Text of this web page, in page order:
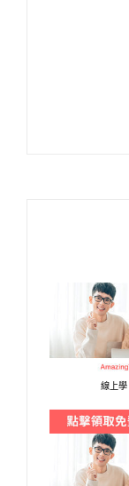
線上學